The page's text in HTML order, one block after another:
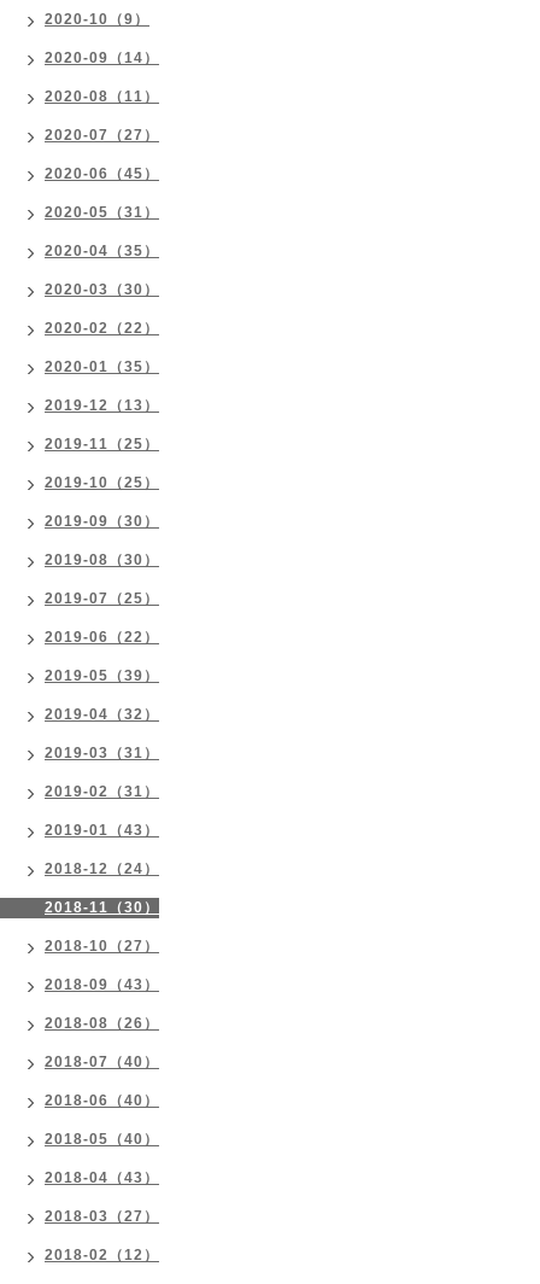
2020-10（9）
2020-09（14）
2020-08（11）
2020-07（27）
2020-06（45）
2020-05（31）
2020-04（35）
2020-03（30）
2020-02（22）
2020-01（35）
2019-12（13）
2019-11（25）
2019-10（25）
2019-09（30）
2019-08（30）
2019-07（25）
2019-06（22）
2019-05（39）
2019-04（32）
2019-03（31）
2019-02（31）
2019-01（43）
2018-12（24）
2018-11（30）
2018-10（27）
2018-09（43）
2018-08（26）
2018-07（40）
2018-06（40）
2018-05（40）
2018-04（43）
2018-03（27）
2018-02（12）